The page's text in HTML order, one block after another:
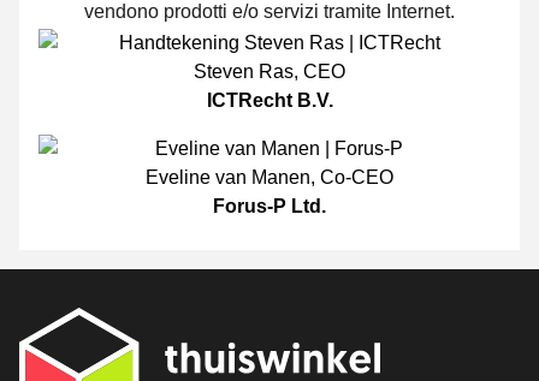
vendono prodotti e/o servizi tramite Internet.
Steven Ras, CEO
ICTRecht B.V.
Eveline van Manen, Co-CEO
Forus-P Ltd.